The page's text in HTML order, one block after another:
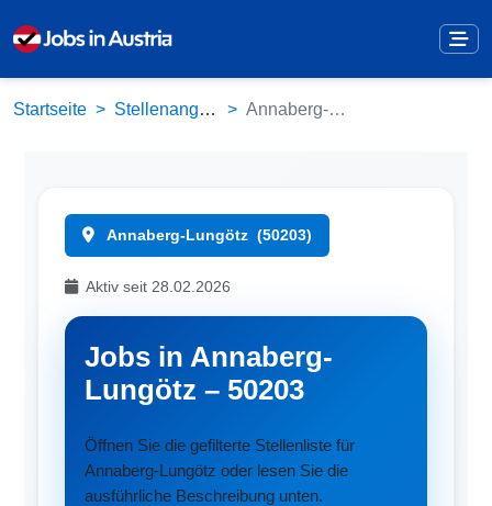
Startseite Stellenangebote Annaberg-Lungötz (50203)
Annaberg-Lungötz (50203)
Aktiv seit 28.02.2026
Jobs in Annaberg-
Lungötz – 50203
Öffnen Sie die gefilterte Stellenliste für
Annaberg-Lungötz oder lesen Sie die
ausführliche Beschreibung unten.